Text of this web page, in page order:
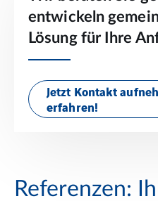
entwickeln
Lösung für Ihre
Jetzt Kontakt
erfahren!
Referenzen: